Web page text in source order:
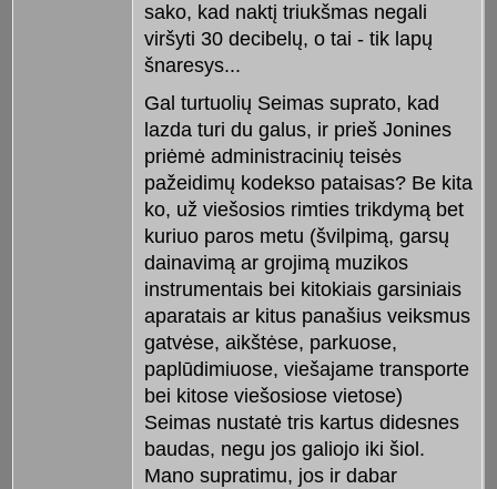
sako, kad naktį triukšmas negali
viršyti 30 decibelų, o tai - tik lapų
šnaresys...
Gal turtuolių Seimas suprato, kad
lazda turi du galus, ir prieš Jonines
priėmė administracinių teisės
pažeidimų kodekso pataisas? Be kita
ko, už viešosios rimties trikdymą bet
kuriuo paros metu (švilpimą, garsų
dainavimą ar grojimą muzikos
instrumentais bei kitokiais garsiniais
aparatais ar kitus panašius veiksmus
gatvėse, aikštėse, parkuose,
paplūdimiuose, viešajame transporte
bei kitose viešosiose vietose)
Seimas nustatė tris kartus didesnes
baudas, negu jos galiojo iki šiol.
Mano supratimu, jos ir dabar